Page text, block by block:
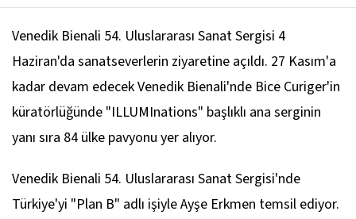
Venedik Bienali 54. Uluslararası Sanat Sergisi 4
Haziran'da sanatseverlerin ziyaretine açıldı. 27 Kasım'a
kadar devam edecek Venedik Bienali'nde Bice Curiger'in
küratörlüğünde "ILLUMInations" başlıklı ana serginin
yanı sıra 84 ülke pavyonu yer alıyor.
Venedik Bienali 54. Uluslararası Sanat Sergisi'nde
Türkiye'yi "Plan B" adlı işiyle Ayşe Erkmen temsil ediyor.